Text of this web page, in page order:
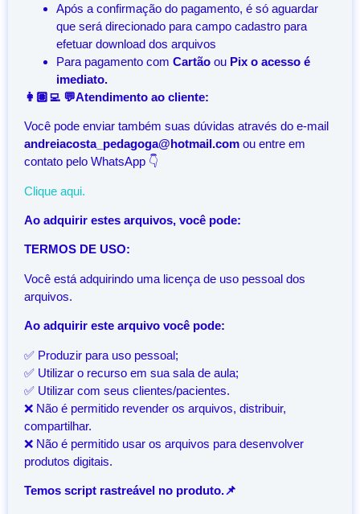
Após a confirmação do pagamento, é só aguardar
que será direcionado para campo cadastro para
efetuar download dos arquivos
Para pagamento com Cartão ou Pix o acesso é
imediato.
👩🏽‍💻 💬Atendimento ao cliente:
Você pode enviar também suas dúvidas através do e-mail
andreiacosta_pedagoga@hotmail.com ou entre em
contato pelo WhatsApp 👇
Clique aqui.
Ao adquirir estes arquivos, você pode:
TERMOS DE USO:
Você está adquirindo uma licença de uso pessoal dos
arquivos.
Ao adquirir este arquivo você pode:
✅ Produzir para uso pessoal;
✅ Utilizar o recurso em sua sala de aula;
✅ Utilizar com seus clientes/pacientes.
❌ Não é permitido revender os arquivos, distribuir,
compartilhar.
❌ Não é permitido usar os arquivos para desenvolver
produtos digitais.
Temos script rastreável no produto.📌